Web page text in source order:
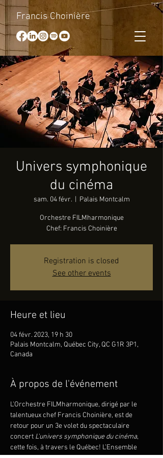
Francis Choinière
Univers symphonique
du cinéma
sam. 04 févr.
  |
Palais Montcalm
Orchestre FILMharmonique
Chef: Francis Choinière
Registration is closed
See other events
Heure et lieu
04 févr. 2023, 19 h 30
Palais Montcalm, Québec City, QC G1R 3P1,
Canada
À propos de l'événement
L'Orchestre FILMharmonique, dirigé par le
talentueux chef Francis Choinière, est de
retour pour un 3e volet du spectaculaire
concert L'univers symphonique du cinéma,
cette fois, à travers le Québec! L’Ensemble